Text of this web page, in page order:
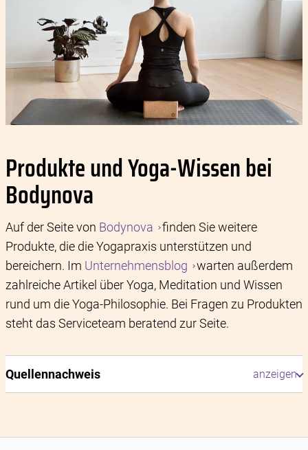
Produkte und Yoga-Wissen bei
Bodynova
Auf der Seite von Bodynova
finden Sie weitere
Produkte, die die Yogapraxis unterstützen und
bereichern. Im Unternehmensblog
warten außerdem
zahlreiche Artikel über Yoga, Meditation und Wissen
rund um die Yoga-Philosophie. Bei Fragen zu Produkten
steht das Serviceteam beratend zur Seite.
Quellennachweis